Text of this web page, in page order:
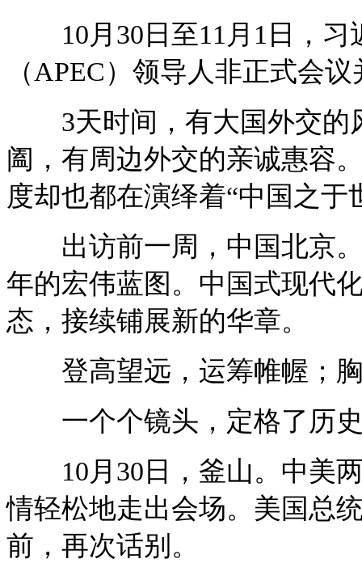
10月30日至11月1日，习
（APEC）领导人非正式会
3天时间，有大国外交的
阖，有周边外交的亲诚惠容
度却也都在演绎着“中国之
出访前一周，中国北京。
年的宏伟蓝图。中国式现代
态，接续铺展新的华章。
登高望远，运筹帷幄；胸
一个个镜头，定格了历史
10月30日，釜山。中美两
情轻松地走出会场。美国总
前，再次话别。